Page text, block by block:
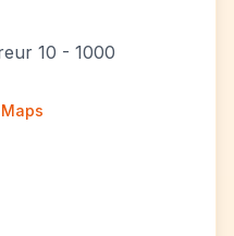
10 - 1000